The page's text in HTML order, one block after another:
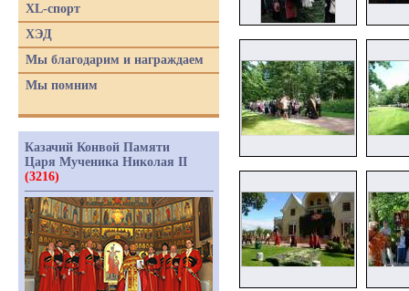
XL-спорт
ХЭД
Мы благодарим и награждаем
Мы помним
Казачий Конвой Памяти
Царя Мученика Николая II
(3216)